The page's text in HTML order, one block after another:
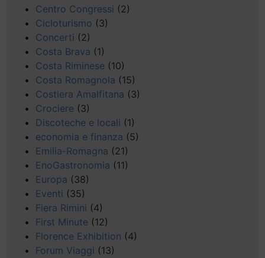
Centro Congressi (2)
Cicloturismo (3)
Concerti (2)
Costa Brava (1)
Costa Riminese (10)
Costa Romagnola (15)
Costiera Amalfitana (3)
Crociere (3)
Discoteche e locali (1)
economia e finanza (5)
Emilia-Romagna (21)
EnoGastronomia (11)
Europa (38)
Eventi (35)
Fiera Rimini (4)
First Minute (12)
Florence Exhibition (4)
Forum Viaggi (13)